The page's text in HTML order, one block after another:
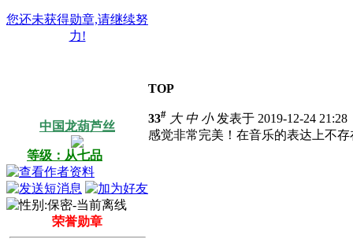
您还未获得勋章,请继续努
力!
TOP
中国龙葫芦丝
等级：从七品
荣誉勋章
33# 大 中 小发表于 2019-12-24 21:28
感觉非常完美！在音乐的表达上不存